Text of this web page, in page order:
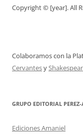
Copyright © [year]. All
Colaboramos con la
Cervantesy
GRUPO EDITORIAL
Ediciones Amaniel